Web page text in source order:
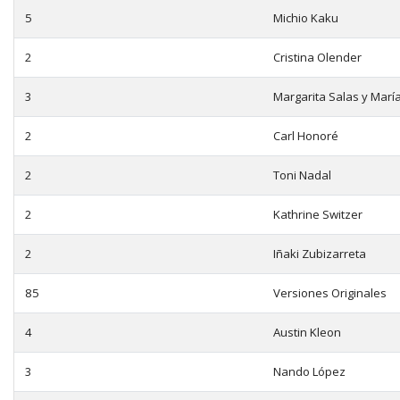
5 Michio Kaku
2 Cristina Olender
3 Margarita Salas y
2 Carl Honoré
2 Toni Nadal
2 Kathrine Switzer
2 Iñaki Zubizarreta
85 Versiones Originales
4 Austin Kleon
3 Nando López